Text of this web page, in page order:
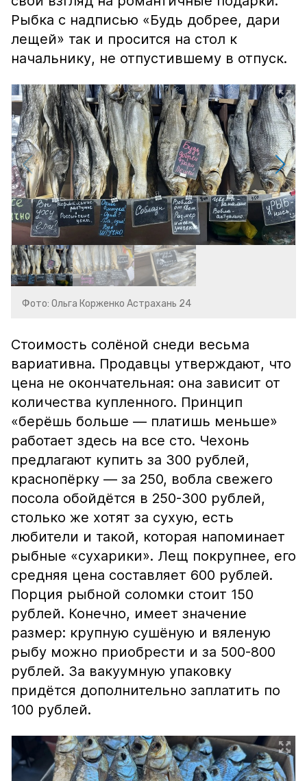
Рыбка с надписью «Будь добрее, дари
лещей» так и просится на стол к
начальнику, не отпустившему в отпуск.
Фото: Ольга Корженко Астрахань 24
Стоимость солёной снеди весьма
вариативна. Продавцы утверждают, что
цена не окончательная: она зависит от
количества купленного. Принцип
«берёшь больше — платишь меньше»
работает здесь на все сто. Чехонь
предлагают купить за 300 рублей,
краснопёрку — за 250, вобла свежего
посола обойдётся в 250-300 рублей,
столько же хотят за сухую, есть
любители и такой, которая напоминает
рыбные «сухарики». Лещ покрупнее, его
средняя цена составляет 600 рублей.
Порция рыбной соломки стоит 150
рублей. Конечно, имеет значение
размер: крупную сушёную и вяленую
рыбу можно приобрести и за 500-800
рублей. За вакуумную упаковку
придётся дополнительно заплатить по
100 рублей.